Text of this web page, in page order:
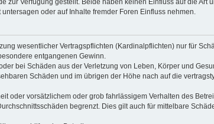
Verfügung gestellt. Beide haben keinen Einfluss auf die Art
oder auf Inhalte fremder Foren Einfluss nehmen.
wesentlicher Vertragspflichten (Kardinalpflichten) nur für
entgangenen Gewinn.
bei Schäden aus der Verletzung von Leben, Körper und
Schäden und im übrigen der Höhe nach auf die
oder vorsätzlichem oder grob fahrlässigem Verhalten des
begrenzt. Dies gilt auch für mittelbare